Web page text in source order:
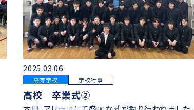
2025.03.06
高等学校 学校行事
高校 卒業式②